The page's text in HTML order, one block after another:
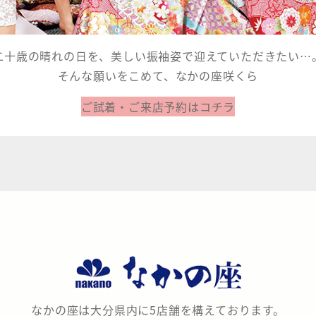
十歳の晴れの日を、美しい振袖姿で迎えていただきたい…
そんな願いをこめて、なかの座咲くら
ご試着・ご来店予約はコチラ
なかの座は大分県内に5店舗を構えております。